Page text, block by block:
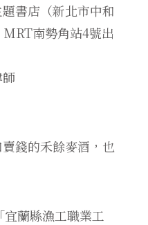
書店（新北市中和
南勢角站4號出
錢的禾餘麥酒，也
蘭縣漁工職業工